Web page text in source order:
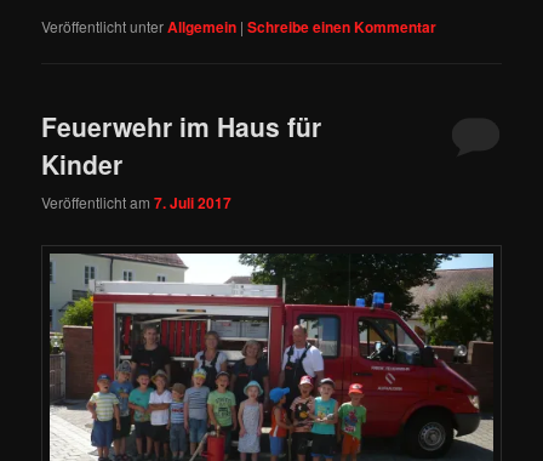
Veröffentlicht unterAllgemein |Schreibe einen Kommentar
Feuerwehr im Haus für
Kinder
Veröffentlicht am7. Juli 2017